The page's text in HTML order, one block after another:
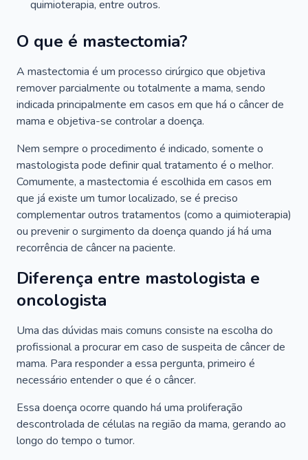
quimioterapia, entre outros.
O que é mastectomia?
A mastectomia é um processo cirúrgico que objetiva
remover parcialmente ou totalmente a mama, sendo
indicada principalmente em casos em que há o câncer de
mama e objetiva-se controlar a doença.
Nem sempre o procedimento é indicado, somente o
mastologista pode definir qual tratamento é o melhor.
Comumente, a mastectomia é escolhida em casos em
que já existe um tumor localizado, se é preciso
complementar outros tratamentos (como a quimioterapia)
ou prevenir o surgimento da doença quando já há uma
recorrência de câncer na paciente.
Diferença entre mastologista e
oncologista
Uma das dúvidas mais comuns consiste na escolha do
profissional a procurar em caso de suspeita de câncer de
mama. Para responder a essa pergunta, primeiro é
necessário entender o que é o câncer.
Essa doença ocorre quando há uma proliferação
descontrolada de células na região da mama, gerando ao
longo do tempo o tumor.